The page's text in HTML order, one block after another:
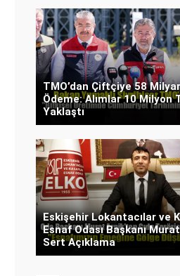
TMO’dan Çiftçiye 58
Ödeme: Alımlar 10 Milyon
Yaklaştı
Eskişehir Lokantacılar ve
Esnaf Odası Başkanı
Sert Açıklama